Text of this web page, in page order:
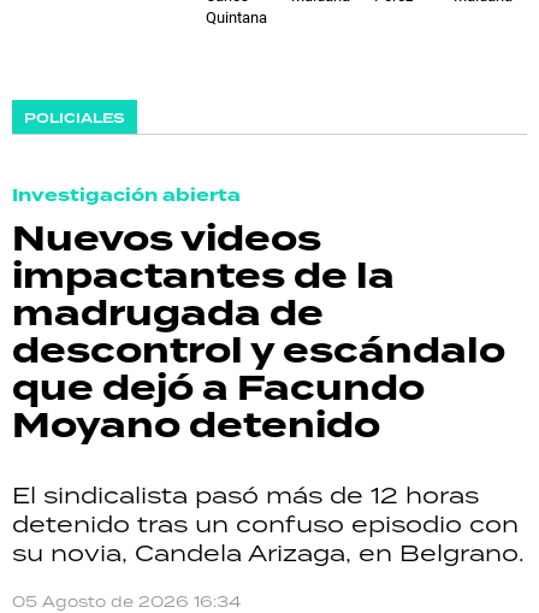
Quintana
POLICIALES
Investigación abierta
Nuevos videos
impactantes de la
madrugada de
descontrol y escándalo
que dejó a Facundo
Moyano detenido
El sindicalista pasó más de 12 horas
detenido tras un confuso episodio con
su novia, Candela Arizaga, en Belgrano.
05 Agosto de 2026 16:34